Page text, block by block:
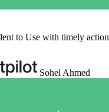
to Use with timely action
Sohel Ahmed